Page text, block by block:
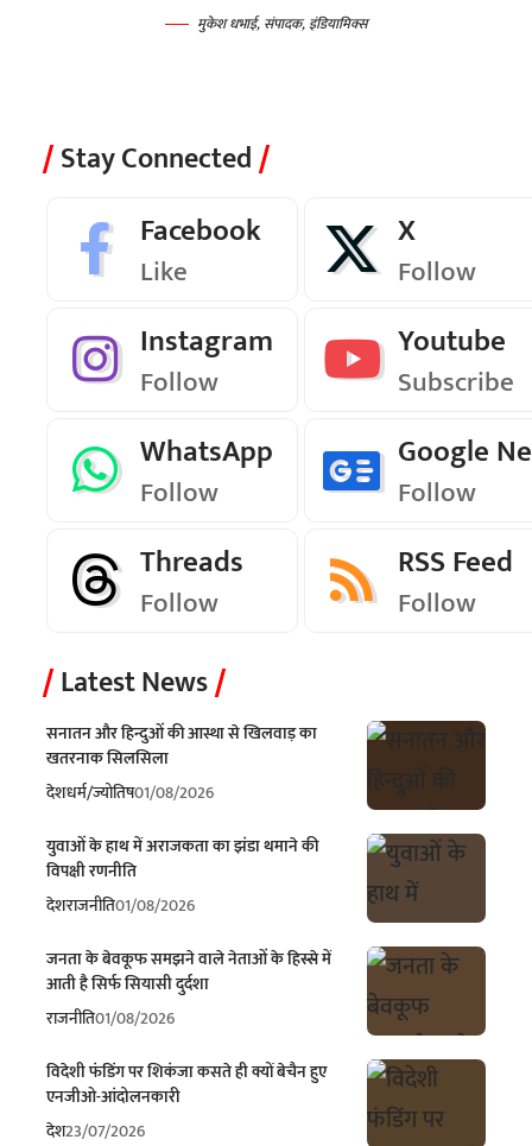
मुकेश धभाई, संपादक, इंडियामिक्स
Stay Connected
Facebook
Like
X
Follow
Instagram
Follow
Youtube
Subscribe
WhatsApp
Follow
Google
Follow
Threads
Follow
RSS Feed
Follow
Latest News
सनातन और हिन्दुओं की आस्था से खिलवाड़ का
खतरनाक सिलसिला
देशधर्म/ज्योतिष01/08/2026
युवाओं के हाथ में अराजकता का झंडा थमाने की
विपक्षी रणनीति
देशराजनीति01/08/2026
जनता के बेवकूफ समझने वाले नेताओं के हिस्से में
आती है सिर्फ सियासी दुर्दशा
राजनीति01/08/2026
विदेशी फंडिंग पर शिकंजा कसते ही क्यों बेचैन हुए
एनजीओ-आंदोलनकारी
देश23/07/2026